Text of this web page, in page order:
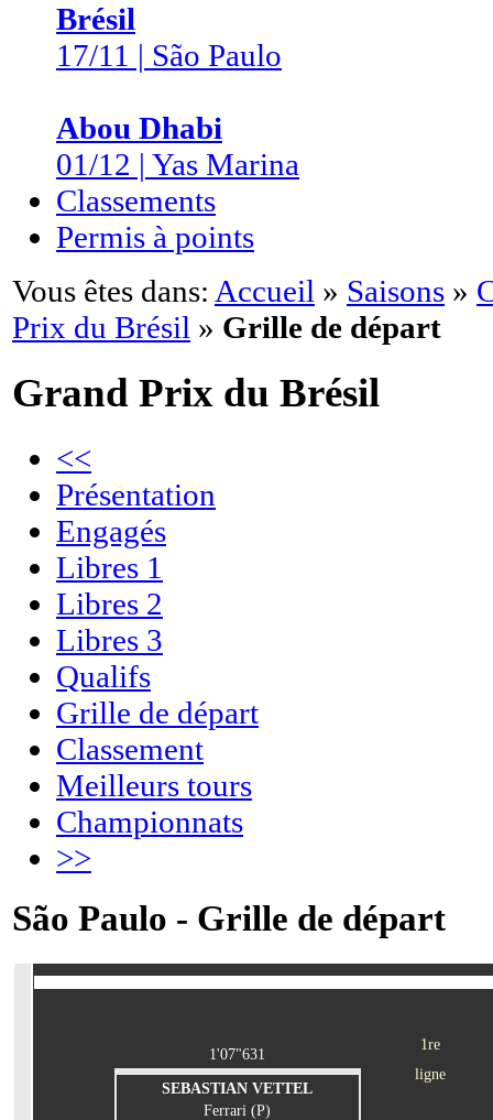
Brésil
17/11 | São Paulo
Abou Dhabi
01/12 | Yas Marina
Classements
Permis à points
Vous êtes dans: Accueil » Saisons »
Prix du Brésil » Grille de départ
Grand Prix du Brésil
<<
Présentation
Engagés
Libres 1
Libres 2
Libres 3
Qualifs
Grille de départ
Classement
Meilleurs tours
Championnats
>>
São Paulo - Grille de départ
1re
ligne
1'07"631
SEBASTIAN VETTEL
Ferrari (P)